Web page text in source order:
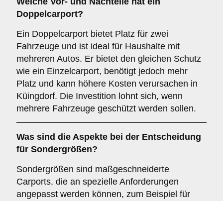
Doppelcarport?
Ein Doppelcarport bietet Platz für zwei
Fahrzeuge und ist ideal für Haushalte mit
mehreren Autos. Er bietet den gleichen Schutz
wie ein Einzelcarport, benötigt jedoch mehr
Platz und kann höhere Kosten verursachen in
Küingdorf. Die Investition lohnt sich, wenn
mehrere Fahrzeuge geschützt werden sollen.
Was sind die Aspekte bei der Entscheidung
für Sondergrößen?
Sondergrößen sind maßgeschneiderte
Carports, die an spezielle Anforderungen
angepasst werden können, zum Beispiel für